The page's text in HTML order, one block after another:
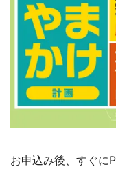
お申込み後、すぐに